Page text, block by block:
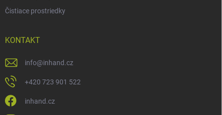
Čistiace prostriedky
KONTAKT
info@inhand.cz
+420 723 901 522
inhand.cz